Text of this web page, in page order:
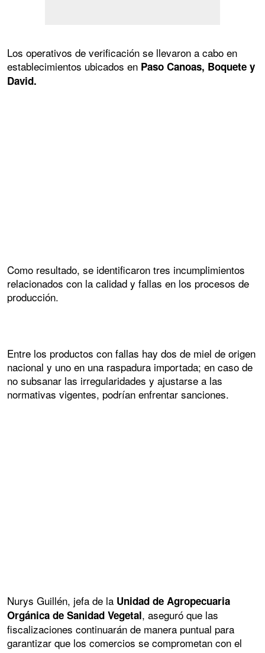
Los operativos de verificación se llevaron a cabo en
establecimientos ubicados en Paso Canoas, Boquete y
David.
Como resultado, se identificaron tres incumplimientos
relacionados con la calidad y fallas en los procesos de
producción.
Entre los productos con fallas hay dos de miel de origen
nacional y uno en una raspadura importada; en caso de
no subsanar las irregularidades y ajustarse a las
normativas vigentes, podrían enfrentar sanciones.
Nurys Guillén, jefa de la Unidad de Agropecuaria
Orgánica de Sanidad Vegetal, aseguró que las
fiscalizaciones continuarán de manera puntual para
garantizar que los comercios se comprometan con el